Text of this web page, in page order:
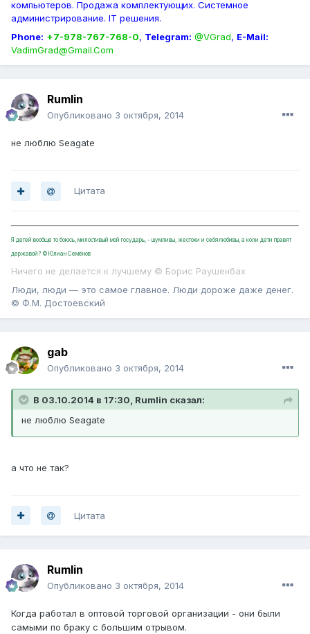
компьютеров. Продажа комплектующих. Системное
администрирование. IT решения.
Phone: +7-978-767-768-0, Telegram: @VGrad, E-Mail:
VadimGrad@Gmail.Com
Rumlin
Опубликовано 3 октября, 2014
не люблю Seagate
Цитата
Я детей вообще то боюсь, милостивый мой государь, - шумливы, жестоки и себялюбивы, а коли дети правят
державой? ©Юлиан Семёнов
Ничего не делается к лучшему © Борис Раушенбах
Люди, люди — это самое главное. Люди дороже даже денег.
© Ф.М. Достоевский
gab
Опубликовано 3 октября, 2014
В 03.10.2014 в 17:30, Rumlin сказал:
не люблю Seagate
а что не так?
Цитата
Rumlin
Опубликовано 3 октября, 2014
Когда работал в оптовой торговой организации - они были
самыми по браку с большим отрывом.